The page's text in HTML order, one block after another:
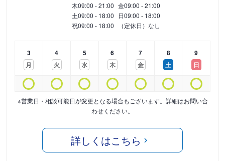
木09:00 - 21:00 金09:00 - 21:00
土09:00 - 18:00 日09:00 - 18:00
祝09:00 - 18:00 （定休日）なし
3
月
4
火
5
水
6
木
7
金
8
土
9
日
※営業日・相談可能日が変更となる場合もございます。詳細はお問い合
わせください。
詳しくはこちら